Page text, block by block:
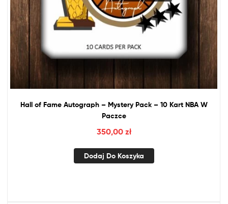
Hall ofFame Autograph – Mystery Pack – 10 Kart NBAW
Paczce
350,00 zł
Dodaj Do Koszyka